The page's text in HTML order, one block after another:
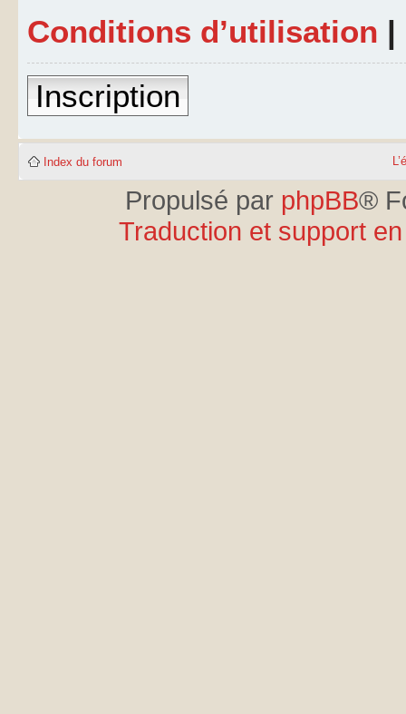
Conditions d’utilisation |
Inscription
Index du forum
Propulsé par phpBB®
Traduction et support